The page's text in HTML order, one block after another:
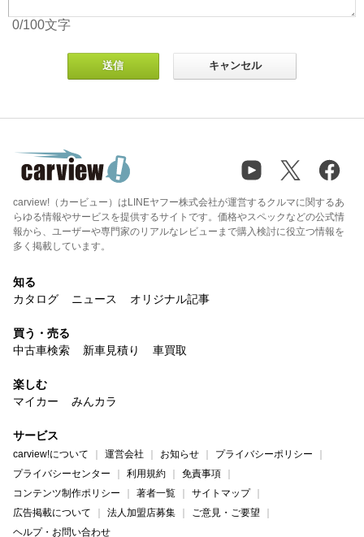
0/100文字
carview!（カービュー）はLINEヤフー株式会社が運営するクルマに関するあ
らゆる情報やサービスを提供するサイトです。価格やスペックなどの公式情
報から、ユーザーや専門家のリアルなレビューまで購入検討に役立つ情報を
多く掲載しています。
知る
カタログ
ニュース オリジナル記事
買う・売る
中古車検索
新車見積り 車買取
楽しむ
マイカー
みんカラ
サービス
carview!について 運営会社 お知らせ
プライバシーポリシー
プライバシーセンター
利用規約
免責事項
コンテンツ制作ポリシー
著者一覧
サイトマップ
広告掲載について
法人加盟店募集
ご意見・ご要望
ヘルプ・お問い合わせ